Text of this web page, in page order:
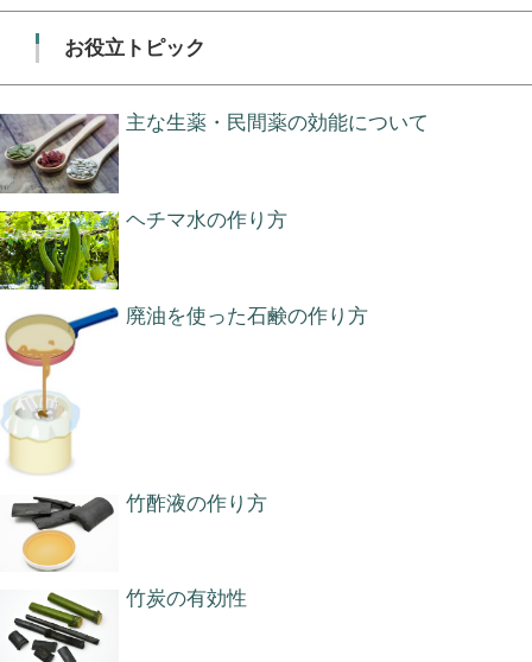
お役立トピック
主な生薬・民間薬の効能について
ヘチマ水の作り方
廃油を使った石鹸の作り方
竹酢液の作り方
竹炭の有効性